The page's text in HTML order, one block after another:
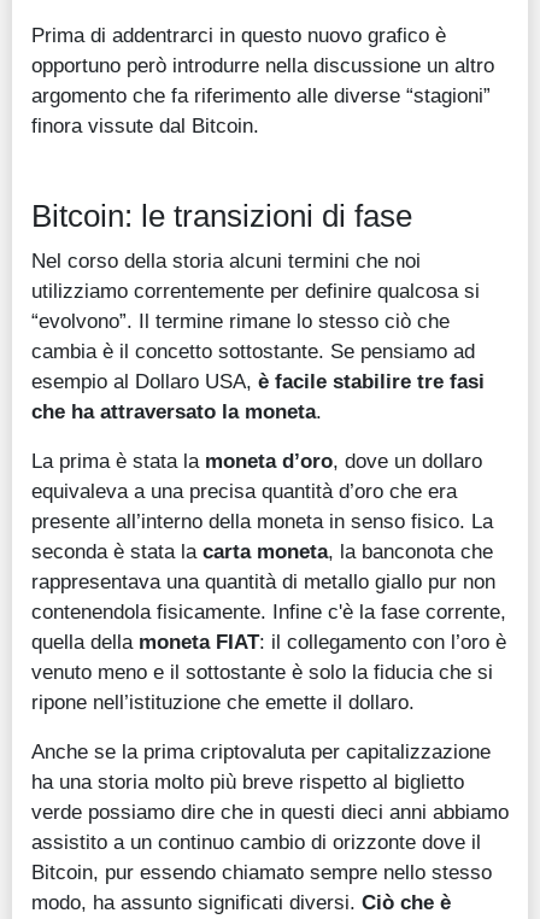
Prima di addentrarci in questo nuovo grafico è
opportuno però introdurre nella discussione un altro
argomento che fa riferimento alle diverse “stagioni”
finora vissute dal Bitcoin.
Bitcoin: le transizioni di fase
Nel corso della storia alcuni termini che noi
utilizziamo correntemente per definire qualcosa si
“evolvono”. Il termine rimane lo stesso ciò che
cambia è il concetto sottostante. Se pensiamo ad
esempio al Dollaro USA, è facile stabilire tre fasi
che ha attraversato la moneta.
La prima è stata la moneta d’oro, dove un dollaro
equivaleva a una precisa quantità d’oro che era
presente all’interno della moneta in senso fisico. La
seconda è stata la carta moneta, la banconota che
rappresentava una quantità di metallo giallo pur non
contenendola fisicamente. Infine c'è la fase corrente,
quella della moneta FIAT: il collegamento con l’oro è
venuto meno e il sottostante è solo la fiducia che si
ripone nell’istituzione che emette il dollaro.
Anche se la prima criptovaluta per capitalizzazione
ha una storia molto più breve rispetto al biglietto
verde possiamo dire che in questi dieci anni abbiamo
assistito a un continuo cambio di orizzonte dove il
Bitcoin, pur essendo chiamato sempre nello stesso
modo, ha assunto significati diversi. Ciò che è